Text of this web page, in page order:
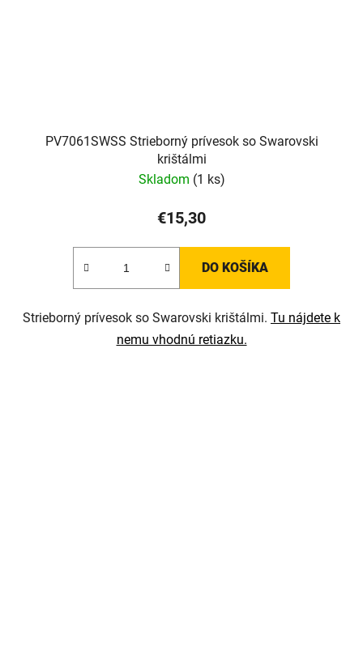
PV7061SWSS Strieborný prívesok so Swarovski
krištálmi
Skladom (1 ks)
€15,30
DO KOŠÍKA
Strieborný prívesok so Swarovski krištálmi. Tu nájdete k
nemu vhodnú retiazku.